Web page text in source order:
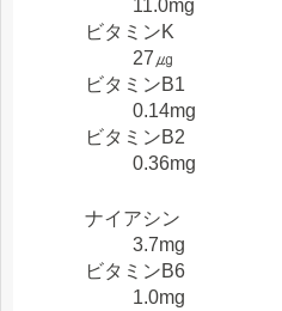
11.0mg
ビタミンK
27㎍
ビタミンB1
0.14mg
ビタミンB2
0.36mg
ナイアシン
3.7mg
ビタミンB6
1.0mg